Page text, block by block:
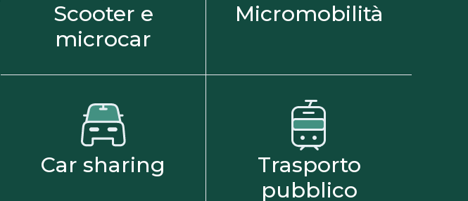
Scooter e
microcar
Micromobilità
Car sharing
Trasporto
pubblico